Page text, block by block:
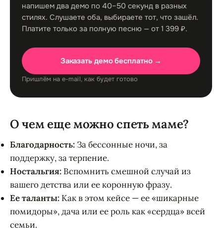
напишем два демо по 40–50 секунд в разных
стилях. Слушаете оба, выбираете тот, что зашёл.
Платите только за полную песню — от 1 399 ₽.
Заказать демо бесплатно →
Пришлём на e-mail, как будет готово
О чем еще можно спеть маме?
Благодарность: За бессонные ночи, за
поддержку, за терпение.
Ностальгия: Вспомнить смешной случай из
вашего детства или ее коронную фразу.
Ее таланты: Как в этом кейсе — ее «шикарные
помидоры», дача или ее роль как «сердца» всей
семьи.